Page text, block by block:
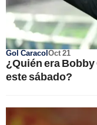
Gol CaracolOct 21
¿Quién era
este sábado?